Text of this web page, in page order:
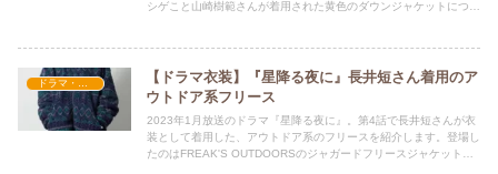
シゲこと山崎樹範さんが着用された黄色のダウンジャケットについ
【ドラマ衣装】『星降る夜に』長井短さん着用のア
ウトドア系フリース
2023年1月放送のドラマ『星降る夜に』。第4話で長井短さんが衣
装として着用した、アウトドア系のフリースを紹介します。登場し
たのはFREAK'S OUTDOORSのジャガードフリースジャケット。